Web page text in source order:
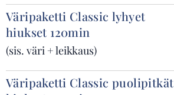
Väripaketti Classic lyhyet
hiukset 120min
(sis. väri + leikkaus)
Väripaketti Classic puolipitkät